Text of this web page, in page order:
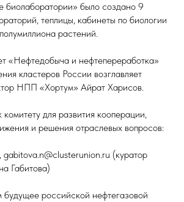
биолаборатории» было создано 9
теплицы, кабинеты по биологии
растений.
«Нефтедобыча и нефтепереработка»
кластеров России возглавляет
НПП «Хортум» Айрат Харисов.
для развития кооперации,
и решения отраслевых вопросов:
(куратор
Габитова)
российской нефтегазовой